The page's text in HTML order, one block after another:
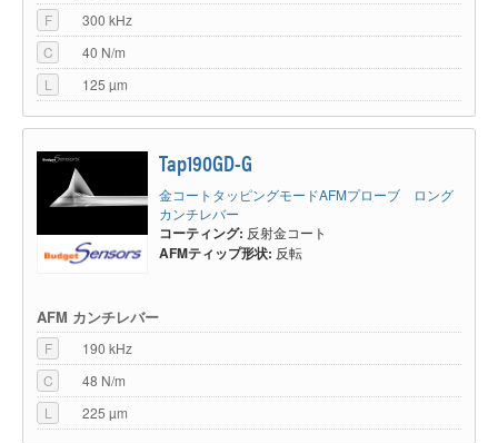
F
300 kHz
C
40 N/m
L
125 µm
Tap190GD-G
金コートタッピングモードAFMプローブ ロング
カンチレバー
コーティング: 反射金コート
AFMティップ形状: 反転
AFM カンチレバー
F
190 kHz
C
48 N/m
L
225 µm